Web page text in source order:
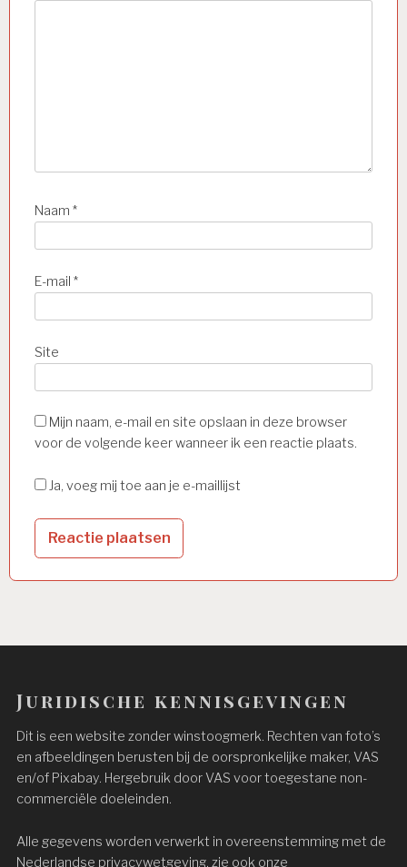
Naam *
E-mail *
Site
Mijn naam, e-mail en site opslaan in deze browser
voor de volgende keer wanneer ik een reactie plaats.
Ja, voeg mij toe aan je e-maillijst
Juridische kennisgevingen
Dit is een website zonder winstoogmerk. Rechten van foto’s
en afbeeldingen berusten bij de oorspronkelijke maker, VAS
en/of Pixabay. Hergebruik door VAS voor toegestane non-
commerciële doeleinden.
Alle gegevens worden verwerkt in overeenstemming met de
Nederlandse privacywetgeving, zie ook onze